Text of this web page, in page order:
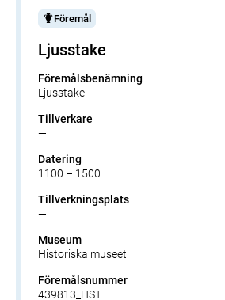
Föremål
Ljusstake
Föremålsbenämning
Ljusstake
Tillverkare
—
Datering
1100 – 1500
Tillverkningsplats
—
Museum
Historiska museet
Föremålsnummer
439813_HST